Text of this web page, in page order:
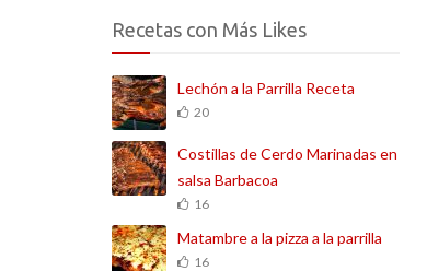
Recetas con Más Likes
Lechón a la Parrilla Receta
20
Costillas de Cerdo Marinadas en
salsa Barbacoa
16
Matambre a la pizza a la parrilla
16